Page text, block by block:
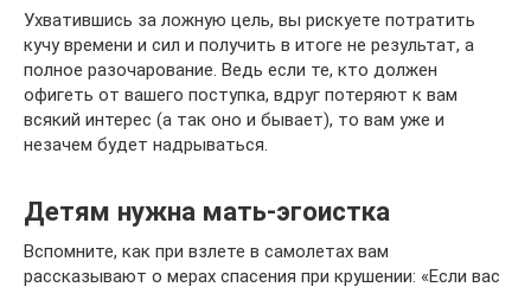
Ухватившись за ложную цель, вы рискуете потратить
кучу времени и сил и получить в итоге не результат, а
полное разочарование. Ведь если те, кто должен
офигеть от вашего поступка, вдруг потеряют к вам
всякий интерес (а так оно и бывает), то вам уже и
незачем будет надрываться.
Детям нужна мать-эгоистка
Вспомните, как при взлете в самолетах вам
рассказывают о мерах спасения при крушении: «Если вас